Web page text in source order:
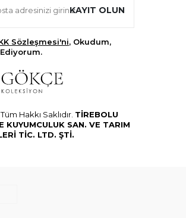
KAYIT OLUN
Sözleşmesi'ni, Okudum,
Hakkı Saklıdır. TİREBOLU
KUYUMCULUK SAN. VE TARIM
TİC. LTD. ŞTİ.